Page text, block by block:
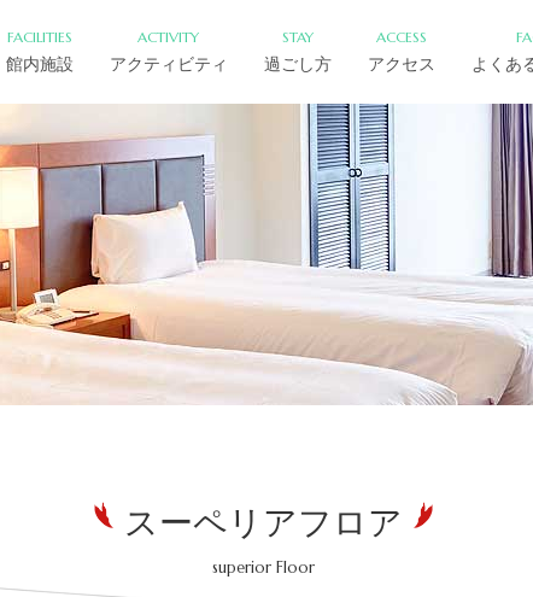
FACILITIES
館内施設
ACTIVITY
アクティビティ
STAY
過ごし方
ACCESS
アクセス よくあ
スーペリアフロア
superior Floor